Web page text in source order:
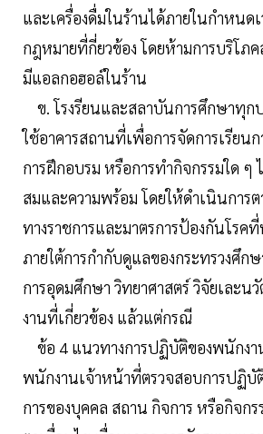
และเครื่องดื่มในร้านได้ภายในกำหนด
กฎหมายที่กี่ยวข้อง โดยห้ามการบริโภ
มีแอลกอฮอล์ในร้าน
ข. โรงรียนและสลาบันการศึกษาทุก
ใช้อาคารสถานที่เพื่อการจัดการเรียน
การฝึกอบรม หรือการทำกิจกรรมใด ๆ
สมและความพร้อม โดยให้ดำเนินการ
ทางราชการและมาตรการป้องกันโรค
ภายใต้การกำกับดูแลของกระทรวงศึกษ
การอุดมศึกษา วิทยาศาสตร์ วิจัยเละน
งานที่เกี่ยวข้อง แล้วแต่กรณี
ข้อ 4 แนวทางการปฏิบัติของพนักง
พนักงานเจ้าหน้าที่ตรวจสอบการปฏิบั
การของบุคคล สถาน กิจการ หรือกิจก